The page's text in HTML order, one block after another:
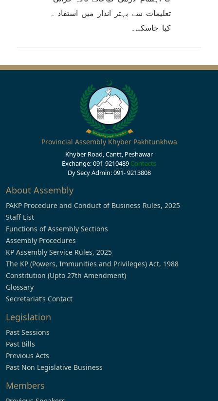
تعلیمات سے بہتر انداز میں استفاد ہ
کیا جاسکے۔
Provincial Assembly Khyber Pakhtunkhwa
Khyber Road, Cantt, Peshawar
Exchange: 091-9210489 Contacts
Dy Secy Admin: 091- 9213808
About Assembly
PAKP Procedure and Conduct of Business Rules, 2025
Staff List
Functions of Assembly Sections
Assembly Procedures
KP Assembly Service Rules, 2025
The KP (Powers, Immunities and Privileges) Act, 1988
Constitution (Upto 27th Amendment)
Glossary
Secretariat’s Contact
Legislation
Past Sessions
Past Bills
Previous Acts
Past Non Legislative Business
Members